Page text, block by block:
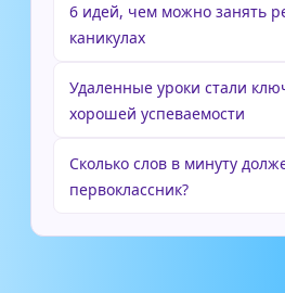
6 идей, чем можно занять
каникулах
Удаленные уроки стали
хорошей успеваемости
Сколько слов в минуту
первоклассник?